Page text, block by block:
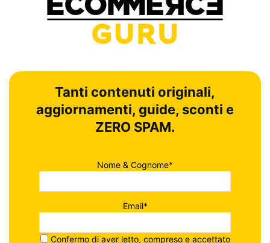
Tanti contenuti originali,
aggiornamenti, guide, sconti e
ZERO SPAM.
Nome & Cognome*
Email*
Confermo di aver letto, compreso e accettato